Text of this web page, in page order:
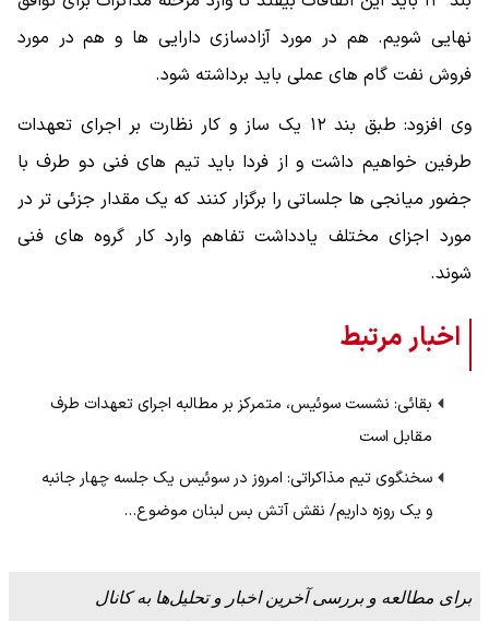
نهایی شویم. هم در مورد آزادسازی دارایی ها و هم در مورد
فروش نفت گام های عملی باید برداشته شود.
وی افزود: طبق بند ۱۲ یک ساز و کار نظارت بر اجرای تعهدات
طرفین خواهیم داشت و از فردا باید تیم های فنی دو طرف با
جضور میانجی ها جلساتی را برگزار کنند که یک مقدار جزئی تر در
مورد اجزای مختلف یادداشت تفاهم وارد کار گروه های فنی
شوند.
اخبار مرتبط
بقائی: نشست سوئیس، متمرکز بر مطالبه اجرای تعهدات طرف
مقابل است
سخنگوی تیم مذاکراتی: امروز در سوئیس یک جلسه چهار جانبه
و یک روزه داریم/ نقش آتش بس لبنان موضوع…
برای مطالعه و بررسی آخرین اخبار و تحلیل‌ها به کانال